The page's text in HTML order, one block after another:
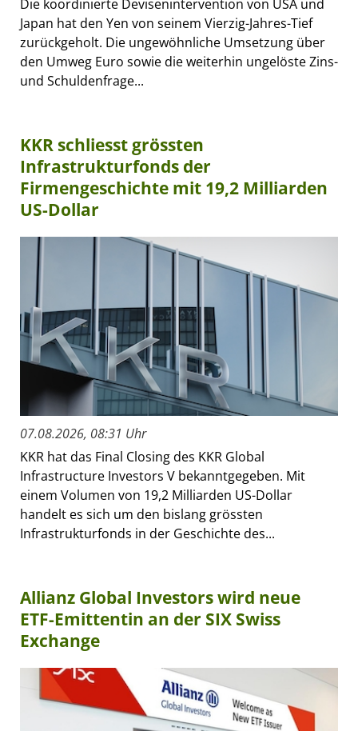
Die koordinierte Devisenintervention von USA und
Japan hat den Yen von seinem Vierzig-Jahres-Tief
zurückgeholt. Die ungewöhnliche Umsetzung über
den Umweg Euro sowie die weiterhin ungelöste Zins-
und Schuldenfrage...
KKR schliesst grössten
Infrastrukturfonds der
Firmengeschichte mit 19,2 Milliarden
US-Dollar
07.08.2026, 08:31 Uhr
KKR hat das Final Closing des KKR Global
Infrastructure Investors V bekanntgegeben. Mit
einem Volumen von 19,2 Milliarden US-Dollar
handelt es sich um den bislang grössten
Infrastrukturfonds in der Geschichte des...
Allianz Global Investors wird neue
ETF-Emittentin an der SIX Swiss
Exchange